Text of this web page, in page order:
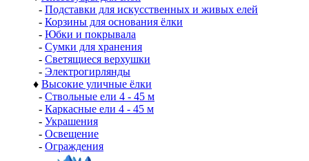
- Подставки для искусственных и живых елей
- Корзины для основания ёлки
- Юбки и покрывала
- Сумки для хранения
- Светящиеся верхушки
- Электрогирлянды
♦ Высокие уличные ёлки
- Ствольные ели 4 - 45 м
- Каркасные ели 4 - 45 м
- Украшения
- Освещение
- Ограждения